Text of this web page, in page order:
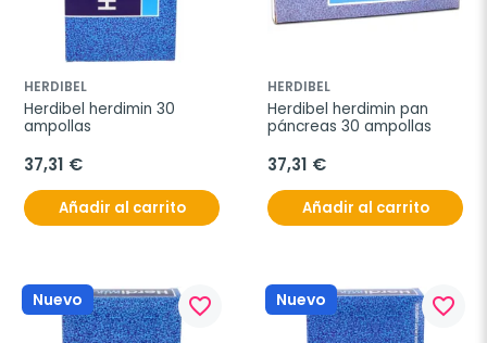
HERDIBEL
Herdibel herdimin 30
ampollas
37,31 €
Añadir al carrito
HERDIBEL
Herdibel herdimin pan
páncreas 30 ampollas
37,31 €
Añadir al carrito
Nuevo favorite_border Nuevo favorite_border